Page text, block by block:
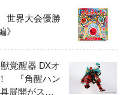
世界大会優勝
》
覚醒器 DXオ
『角醒ハン
展開がスタ